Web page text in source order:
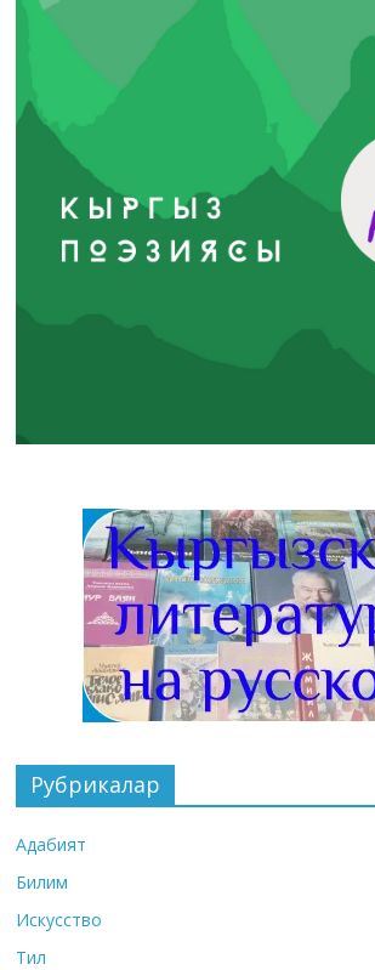
Рубрикалар
Адабият
Билим
Искусство
Тил